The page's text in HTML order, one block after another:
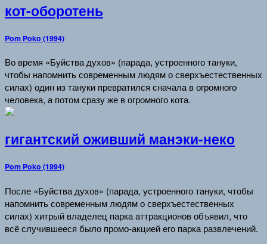
кот-оборотень
Pom Poko (1994)
Во время «Буйства духов» (парада, устроенного тануки,
чтобы напомнить современным людям о сверхъестественных
силах) один из тануки превратился сначала в огромного
человека, а потом сразу же в огромного кота.
гигантский оживший манэки-неко
Pom Poko (1994)
После «Буйства духов» (парада, устроенного тануки, чтобы
напомнить современным людям о сверхъестественных
силах) хитрый владелец парка аттракционов объявил, что
всё случившееся было промо-акцией его парка развлечений.